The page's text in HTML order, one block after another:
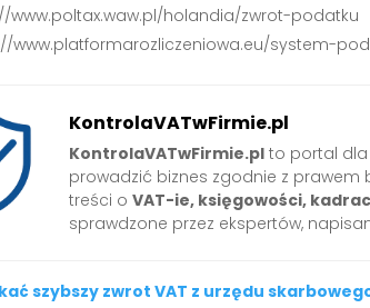
www.poltax.waw.pl/holandia/zwrot-podatku
www.platformarozliczeniowa.eu/system-
KontrolaVATwFirmie.pl
KontrolaVATwFirmie.pl to portal dla
prowadzić biznes zgodnie z prawem
treści o VAT-ie, księgowości,
sprawdzone przez ekspertów,
szybszy zwrot VAT z urzędu